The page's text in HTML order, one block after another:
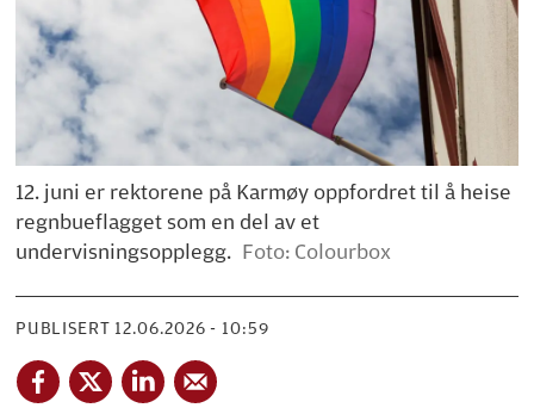
12. juni er rektorene på Karmøy oppfordret til å heise
regnbueflagget som en del av et
undervisningsopplegg. Foto: Colourbox
PUBLISERT 12.06.2026 - 10:59